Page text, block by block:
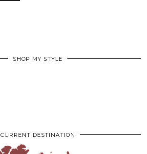
SHOP MY STYLE
CURRENT DESTINATION